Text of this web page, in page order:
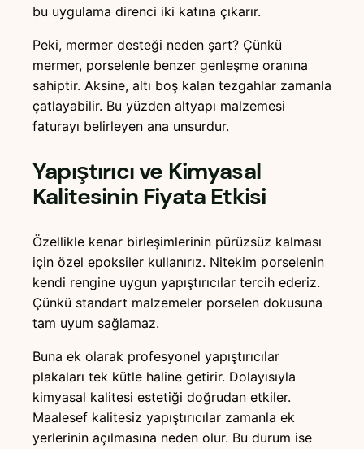
bu uygulama direnci iki katına çıkarır.
Peki, mermer desteği neden şart? Çünkü
mermer, porselenle benzer genleşme oranına
sahiptir. Aksine, altı boş kalan tezgahlar zamanla
çatlayabilir. Bu yüzden altyapı malzemesi
faturayı belirleyen ana unsurdur.
Yapıştırıcı ve Kimyasal
Kalitesinin Fiyata Etkisi
Özellikle kenar birleşimlerinin pürüzsüz kalması
için özel epoksiler kullanırız. Nitekim porselenin
kendi rengine uygun yapıştırıcılar tercih ederiz.
Çünkü standart malzemeler porselen dokusuna
tam uyum sağlamaz.
Buna ek olarak profesyonel yapıştırıcılar
plakaları tek kütle haline getirir. Dolayısıyla
kimyasal kalitesi estetiği doğrudan etkiler.
Maalesef kalitesiz yapıştırıcılar zamanla ek
yerlerinin açılmasına neden olur. Bu durum ise